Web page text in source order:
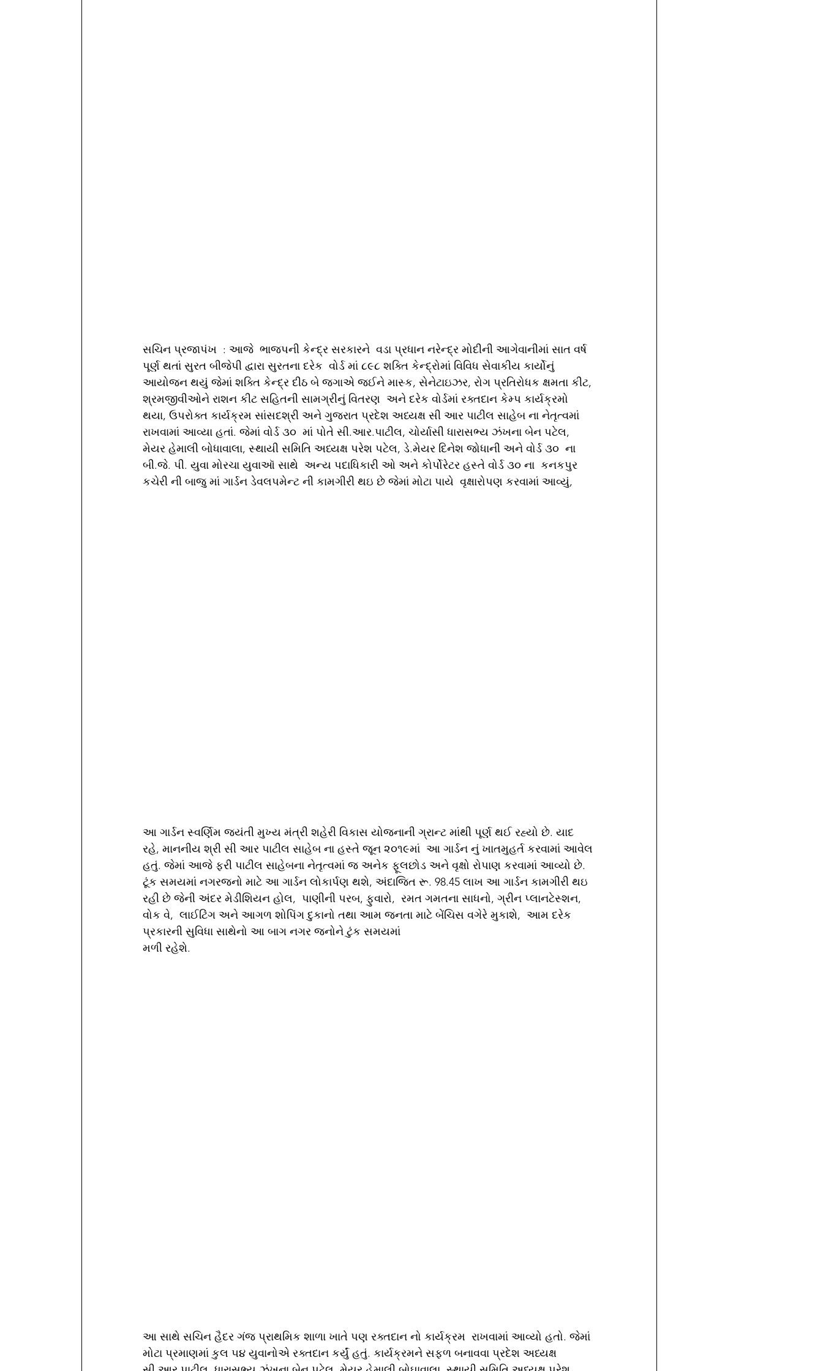
સચિન પ્રજાપંખ  : આજે  ભાજપની કેન્દ્ર સરકારને  વડા પ્રધાન નરેન્દ્ર મોદીની આગેવાનીમાં સાત વર્ષ
પૂર્ણ થતાં સુરત બીજેપી દ્વારા સુરતના દરેક  વોર્ડ માં ૮૯૮ શક્તિ કેન્દ્રોમાં વિવિધ સેવાકીય કાર્યોનું
આયોજન થયું જેમાં શક્તિ કેન્દ્ર દીઠ બે જગાએ જઈને માસ્ક, સેનેટાઇઝર, રોગ પ્રતિરોધક ક્ષમતા કીટ,
શ્રમજીવીઓને રાશન કીટ સહિતની સામગ્રીનું વિતરણ  અને દરેક વોર્ડમાં રક્તદાન કેમ્પ કાર્યક્રમો
થયા, ઉપરોક્ત કાર્યક્રમ સાંસદશ્રી અને ગુજરાત પ્રદેશ અધ્યક્ષ સી આર પાટીલ સાહેબ ના નેતૃત્વમાં
રાખવામાં આવ્યા હતાં. જેમાં વોર્ડ ૩૦  માં પોતે સી.આર.પાટીલ, ચોર્યાસી ધારાસભ્ય ઝંખના બેન પટેલ,
મેયર હેમાલી બોધાવાલા, સ્થાયી સમિતિ અધ્યક્ષ પરેશ પટેલ, ડે.મેયર દિનેશ જોધાની અને વોર્ડ ૩૦  ના
બી.જે. પી. યુવા મોરચા યુવાઑ સાથે  અન્ય પદાધિકારી ઓ અને કોર્પોરેટર હસ્તે વોર્ડ ૩૦ ના  કનકપુર
કચેરી ની બાજુ માં ગાર્ડન ડેવલપમેન્ટ ની કામગીરી થઇ છે જેમાં મોટા પાયે  વૃક્ષારોપણ કરવામાં આવ્યું,
આ ગાર્ડન સ્વર્ણિમ જયંતી મુખ્ય મંત્રી શહેરી વિકાસ યોજનાની ગ્રાન્ટ માંથી પૂર્ણ થઈ રહ્યો છે. યાદ
રહે, માનનીય શ્રી સી આર પાટીલ સાહેબ ના હસ્તે જૂન ૨૦૧૯માં  આ ગાર્ડન નું ખાતમુહર્ત કરવામાં આવેલ
હતું. જેમાં આજે ફરી પાટીલ સાહેબના નેતૃત્વમાં જ અનેક ફૂલછોડ અને વૃક્ષો રોપાણ કરવામાં આવ્યો છે.
ટૂંક સમયમાં નગરજનો માટે આ ગાર્ડન લોકાર્પણ થશે, અંદાજિત રૂ. 98.45 લાખ આ ગાર્ડન કામગીરી થઇ
રહી છે જેની અંદર મેડીશિયન હોલ,  પાણીની પરબ, ફુવારો,  રમત ગમતના સાધનો, ગ્રીન પ્લાનટેસ્શન,
વોક વે,  લાઈટિંગ અને આગળ શોપિંગ દુકાનો તથા આમ જનતા માટે બેંચિસ વગેરે મુકાશે,  આમ દરેક
પ્રકારની સુવિધા સાથેનો આ બાગ નગર જનોને ટુંક સમયમાં
મળી રહેશે.
આ સાથે સચિન હૈદર ગંજ પ્રાથમિક શાળા ખાતે પણ રક્તદાન નો કાર્યક્રમ  રાખવામાં આવ્યો હતો. જેમાં
મોટા પ્રમાણમાં કુલ ૫૪ યુવાનોએ રક્તદાન કર્યું હતું. કાર્યક્રમને સફળ બનાવવા પ્રદેશ અધ્યક્ષ